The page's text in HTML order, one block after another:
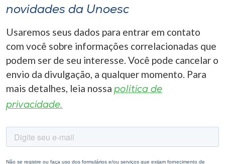
novidades da Unoesc
Usaremos seus dados para entrar em contato
com você sobre informações correlacionadas que
podem ser de seu interesse. Você pode cancelar o
envio da divulgação, a qualquer momento. Para
mais detalhes, leia nossa política de
privacidade.